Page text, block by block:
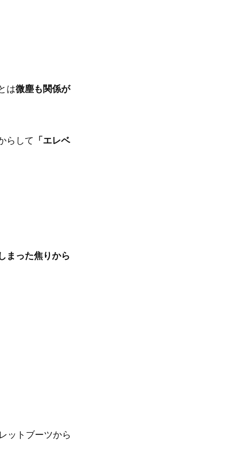
は微塵も関係が
らして 「エレベ
まった焦りから
ットブーツから